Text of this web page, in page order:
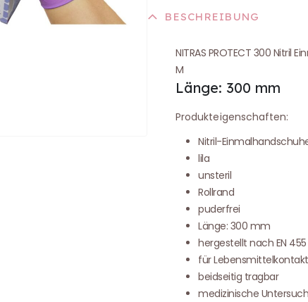
BESCHREIBUNG
NITRAS PROTECT 300 Nitril
M
Länge: 300 mm
Produkteigenschaften:
Nitril-
lila
unsteril
Rollrand
puderfrei
Länge: 300 mm
hergestellt nach EN 455
für Lebensmittelkontakt
beidseitig tragbar
medizinische